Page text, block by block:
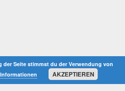
der Seite stimmst du der Verwendung von
AKZEPTIEREN